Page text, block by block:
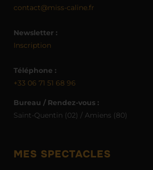
contact@miss-caline.fr
Newsletter :
Inscription
Téléphone :
+33 06 71 51 68 96
Bureau / Rendez-vous :
Saint-Quentin (02) / Amiens (80)
MES SPECTACLES